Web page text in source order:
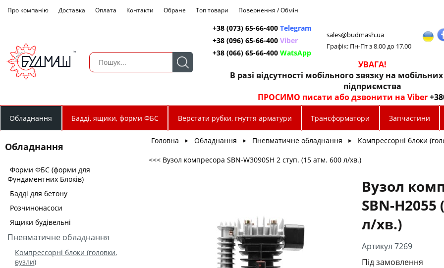
Про компанію Доставка Оплата Контакти Обране Топ товари Повернення / Обмін
+38 (073) 65-66-400 Telegram
+38 (096) 65-66-400 Viber
+38 (066) 65-66-400 WatsApp
sales@budmash.ua
Графік: Пн-Пт з 8.00 до 17.00
УВАГА!
В разі відсутності мобільного звязку на
підприємства
ПРОСИМО писати або дзвонити на Viber
Обладнання Бадді, ящики, форми ФБС Верстати рубки, гнуття арматури Трансформатори Запчастини
Обладнання
Форми ФБС (форми для
Фундаментних Блоків)
Бадді для бетону
Розчинонасоси
Ящики будівельні
Пневматичне обладнання
Компрессорні блоки (головки,
вузли)
Головна ► Обладнання ► Пневматичне обладнання ► Компрессорні блоки
<<< Вузол компресора SBN-W3090SH 2 ступ. (15 атм. 600 л/хв.)
Вузол
SBN-Н2055
л/хв.)
Артикул 7269
Під замовлення